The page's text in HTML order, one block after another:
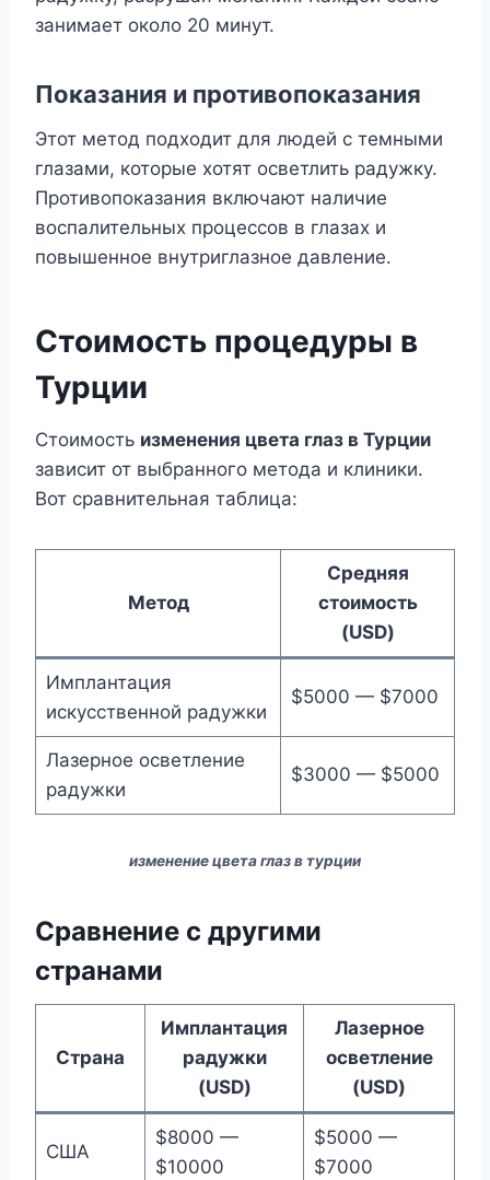
занимает около 20 минут.
Показания и противопоказания
Этот метод подходит для людей с темными
глазами, которые хотят осветлить радужку.
Противопоказания включают наличие
воспалительных процессов в глазах и
повышенное внутриглазное давление.
Стоимость процедуры в
Турции
Стоимость изменения цвета глаз в Турции
зависит от выбранного метода и клиники.
Вот сравнительная таблица:
Метод
Средняя
стоимость
(USD)
Имплантация
искусственной радужки
$5000 — $7000
Лазерное осветление
радужки
$3000 — $5000
изменение цвета глаз в турции
Сравнение с другими
странами
Страна
Имплантация
радужки
(USD)
Лазерное
осветление
(USD)
США
$8000 —
$10000
$5000 —
$7000